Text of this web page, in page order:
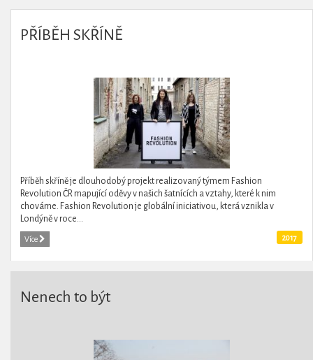
PŘÍBĚH SKŘÍNĚ
Příběh skříně je dlouhodobý projekt realizovaný týmem Fashion
Revolution ČR mapující oděvy v našich šatnících a vztahy, které k nim
chováme. Fashion Revolution je globální iniciativou, která vznikla v
Londýně v roce...
Více 2017
Nenech to být